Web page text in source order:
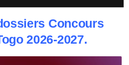
Concours
2026-2027.